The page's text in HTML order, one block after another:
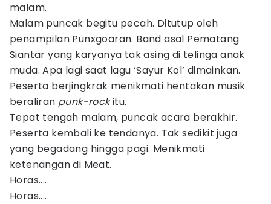
malam.
Malam puncak begitu pecah. Ditutup oleh
penampilan Punxgoaran. Band asal Pematang
Siantar yang karyanya tak asing di telinga anak
muda. Apa lagi saat lagu ‘Sayur Kol’ dimainkan.
Peserta berjingkrak menikmati hentakan musik
beraliran punk-rockitu.
Tepat tengah malam, puncak acara berakhir.
Peserta kembali ke tendanya. Tak sedikit juga
yang begadang hingga pagi. Menikmati
ketenangan di Meat.
Horas....
Horas....